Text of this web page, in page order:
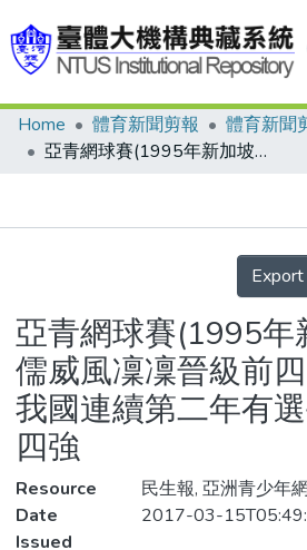
Communities & Collections
Statistics
Home 體育新聞剪報
體育新聞
亞青網球賽(1995年新加坡) 陳威儒威風凜凜晉級前四 繼蘇威宇後我國連續第二年有選手打進男單四強
Details
Export
亞青網球賽(1995年
儒威風凜凜晉級前
我國連續第二年有
四強
Resource
民生報, 亞洲青少年
Date
Issued
2017-03-